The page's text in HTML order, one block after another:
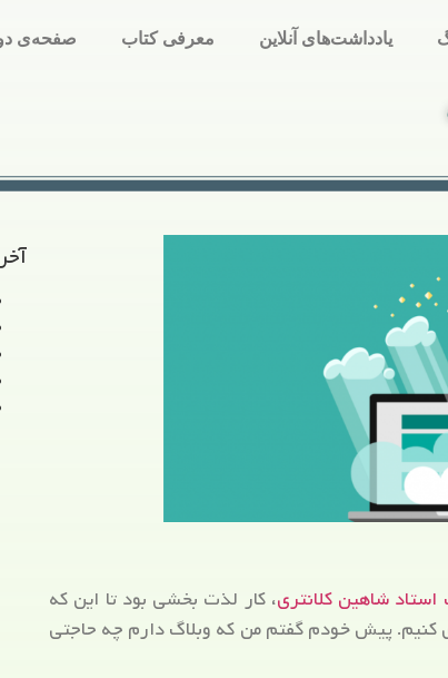
یادداشت‌های آنلاین معرفی کتاب صفحه‌ی
استاد شاهین کلانتری، کار لذت بخشی بود تا این که
کنیم. پیش خودم گفتم من که وبلاگ دارم چه حاجتی